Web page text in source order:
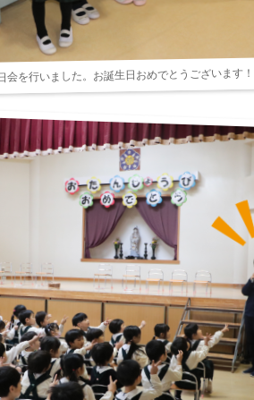
会を行いました。お誕生日おめでとうございます！